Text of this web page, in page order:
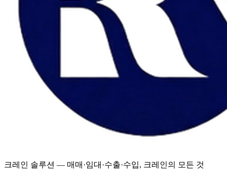
크레인 솔루션 — 매매·임대·수출·수입, 크레인의 모든 것